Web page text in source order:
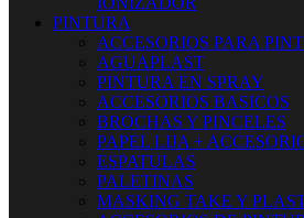
PINTURA
ACCESORIOS PARA
AGUAPLAST
PINTURA EN SPRAY
ACCESORIOS BASICOS
BROCHAS Y PINCELES
PAPEL LIJA +
ESPATULAS
PALETINAS
MASKING TAKE Y